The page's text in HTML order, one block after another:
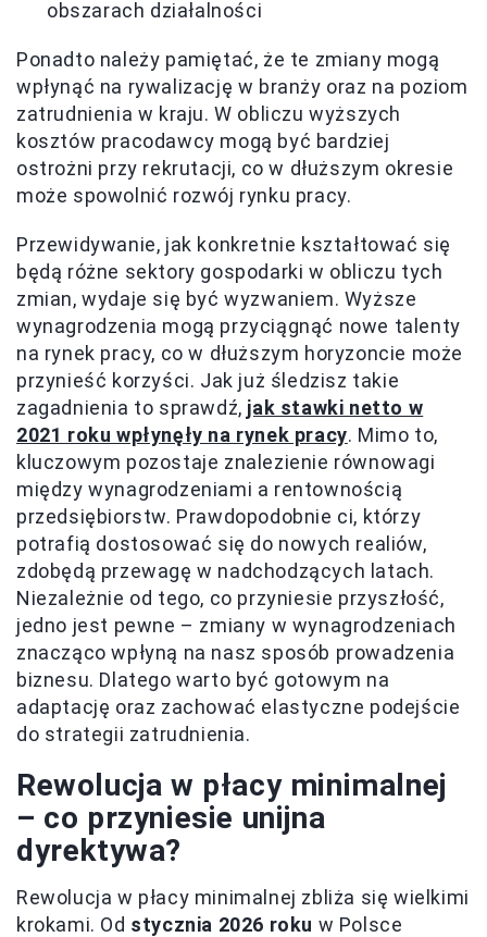
obszarach działalności
Ponadto należy pamiętać, że te zmiany mogą
wpłynąć na rywalizację w branży oraz na poziom
zatrudnienia w kraju. W obliczu wyższych
kosztów pracodawcy mogą być bardziej
ostrożni przy rekrutacji, co w dłuższym okresie
może spowolnić rozwój rynku pracy.
Przewidywanie, jak konkretnie kształtować się
będą różne sektory gospodarki w obliczu tych
zmian, wydaje się być wyzwaniem. Wyższe
wynagrodzenia mogą przyciągnąć nowe talenty
na rynek pracy, co w dłuższym horyzoncie może
przynieść korzyści. Jak już śledzisz takie
zagadnienia to sprawdź, jak stawki netto w
2021 roku wpłynęły na rynek pracy. Mimo to,
kluczowym pozostaje znalezienie równowagi
między wynagrodzeniami a rentownością
przedsiębiorstw. Prawdopodobnie ci, którzy
potrafią dostosować się do nowych realiów,
zdobędą przewagę w nadchodzących latach.
Niezależnie od tego, co przyniesie przyszłość,
jedno jest pewne – zmiany w wynagrodzeniach
znacząco wpłyną na nasz sposób prowadzenia
biznesu. Dlatego warto być gotowym na
adaptację oraz zachować elastyczne podejście
do strategii zatrudnienia.
Rewolucja w płacy minimalnej
– co przyniesie unijna
dyrektywa?
Rewolucja w płacy minimalnej zbliża się wielkimi
krokami. Od stycznia 2026 roku w Polsce